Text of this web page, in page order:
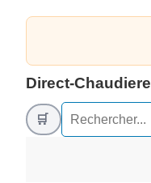
Direct-Chaudiere
🛒